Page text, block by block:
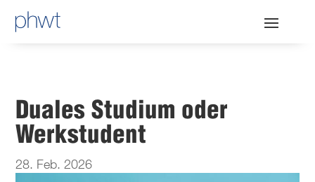
Duales Studium oder
Werkstudent
28. Feb. 2026